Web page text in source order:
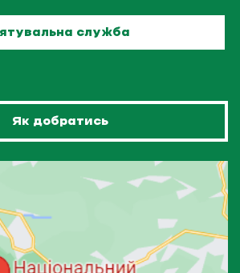
служба
Як добратись